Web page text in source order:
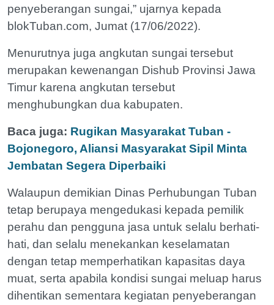
penyeberangan sungai,” ujarnya kepada
blokTuban.com, Jumat (17/06/2022).
Menurutnya juga angkutan sungai tersebut
merupakan kewenangan Dishub Provinsi Jawa
Timur karena angkutan tersebut
menghubungkan dua kabupaten.
Baca juga: Rugikan Masyarakat Tuban -
Bojonegoro, Aliansi Masyarakat Sipil Minta
Jembatan Segera Diperbaiki
Walaupun demikian Dinas Perhubungan Tuban
tetap berupaya mengedukasi kepada pemilik
perahu dan pengguna jasa untuk selalu berhati-
hati, dan selalu menekankan keselamatan
dengan tetap memperhatikan kapasitas daya
muat, serta apabila kondisi sungai meluap harus
dihentikan sementara kegiatan penyeberangan